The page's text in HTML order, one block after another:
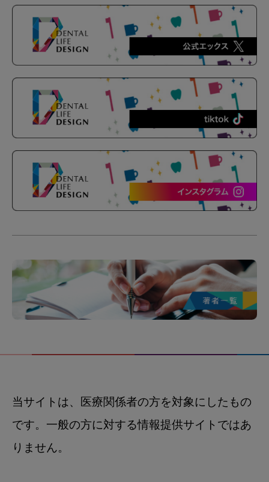
当サイトは、医療関係者の方を対象にしたもの
です。一般の方に対する情報提供サイトではあ
りません。